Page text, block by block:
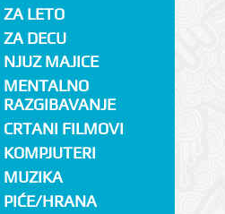
ZA LETO
ZA DECU
NJUZ MAJICE
MENTALNO
RAZGIBAVANJE
CRTANI FILMOVI
KOMPJUTERI
MUZIKA
PIĆE/HRANA